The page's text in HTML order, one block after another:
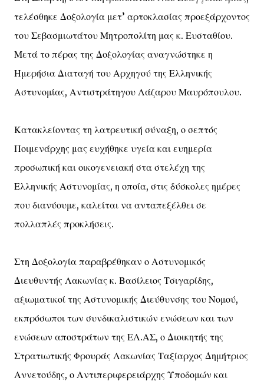
τελέσθηκε Δοξολογία μετ’ αρτοκλασίας προεξάρχοντος
του Σεβασμιωτάτου Μητροπολίτη μας κ. Ευσταθίου.
Μετά το πέρας της Δοξολογίας αναγνώστηκε η
Ημερήσια Διαταγή του Αρχηγού της Ελληνικής
Αστυνομίας, Αντιστράτηγου Λάζαρου Μαυρόπουλου.
Κατακλείοντας τη λατρευτική σύναξη, ο σεπτός
Ποιμενάρχης μας ευχήθηκε υγεία και ευημερία
προσωπική και οικογενειακή στα στελέχη της
Ελληνικής Αστυνομίας, η οποία, στις δύσκολες ημέρες
που διανύουμε, καλείται να ανταπεξέλθει σε
πολλαπλές προκλήσεις.
Στη Δοξολογία παραβρέθηκαν ο Αστυνομικός
Διευθυντής Λακωνίας κ. Βασίλειος Τσιγαρίδης,
αξιωματικοί της Αστυνομικής Διεύθυνσης του Νομού,
εκπρόσωποι των συνδικαλιστικών ενώσεων και των
ενώσεων αποστράτων της ΕΛ.ΑΣ, ο Διοικητής της
Στρατιωτικής Φρουράς Λακωνίας Ταξίαρχος Δημήτριος
Αννετούδης, ο Αντιπεριφερειάρχης Υποδομών και